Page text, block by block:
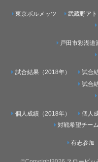
東京ボルメッツ 武蔵野アト
戸田市彩湖道
試合結果（2018年） 試合
試合
個人成績（2018年） 個人
対戦希望チー
有志参加